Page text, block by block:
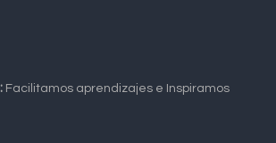
Facilitamos aprendizajes e Inspiramos